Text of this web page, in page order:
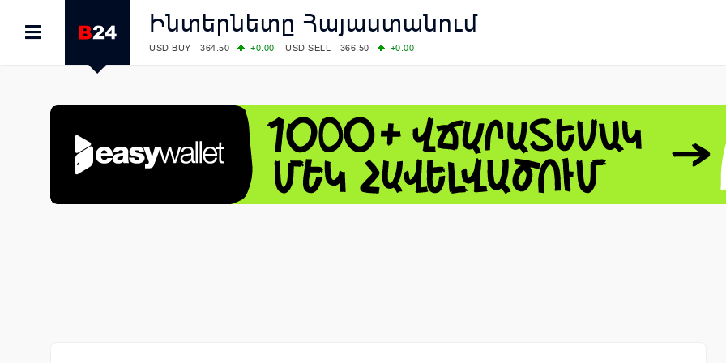
Ինտերնետը Հայաստանում
USD BUY - 364.50 +0.00 USD SELL - 366.50
+0.00
COMEX: PLATINUM - 1759.60
LME: ALUMINIUM - 3184.00
-0.27 COPPER - 13791.00
-0.12
LME: NICKEL - 17249.00
+0.09 TIN - 55268.00
+2.50
LME: LEAD - 1877.50
-1.00 ZINC - 3643.00
+1.43
FOREX: USD/JPY - 157.76
-0.39 EUR/GBP - 1.1558
+0.32
FOREX: EUR/USD - 1.1558
+0.32 GBP/USD - 1.3488
+0.30